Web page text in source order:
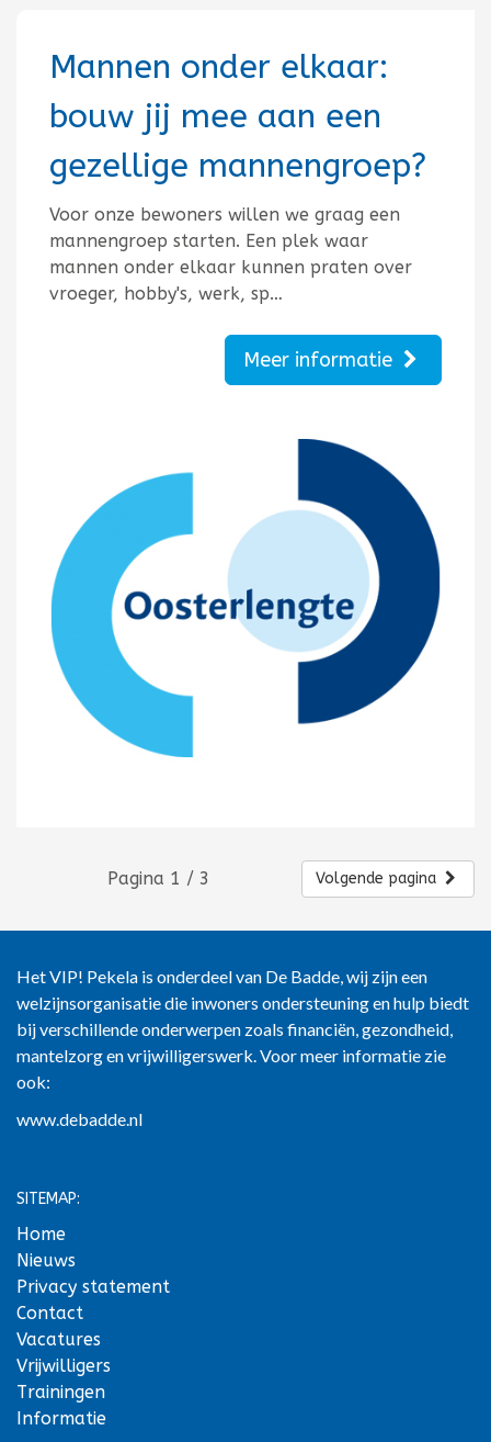
Mannen onder elkaar:
bouw jij mee aan een
gezellige mannengroep?
Voor onze bewoners willen we graag een
mannengroep starten. Een plek waar
mannen onder elkaar kunnen praten over
vroeger, hobby's, werk, sp…
Meer informatie
Pagina 1 / 3 Volgende pagina
Het VIP! Pekela is onderdeel van De Badde, wij zijn een
welzijnsorganisatie die inwoners ondersteuning en hulp biedt
bij verschillende onderwerpen zoals financiën, gezondheid,
mantelzorg en vrijwilligerswerk. Voor meer informatie zie
ook:
www.debadde.nl
SITEMAP:
Home
Nieuws
Privacy statement
Contact
Vacatures
Vrijwilligers
Trainingen
Informatie